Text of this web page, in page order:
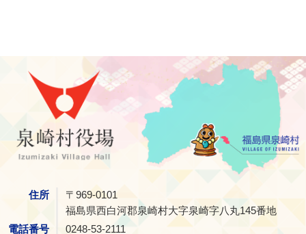
泉崎村
住所
〒969-0101
福島県西白河郡泉崎村大字泉崎字八丸145番地
電話番号
0248-53-2111